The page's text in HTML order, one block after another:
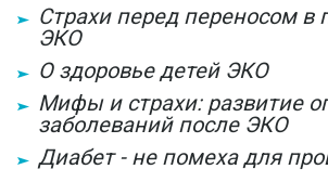
Страхи перед переносом в
ЭКО
О здоровье детей ЭКО
Мифы и страхи: развитие
заболеваний после ЭКО
Диабет - не помеха для